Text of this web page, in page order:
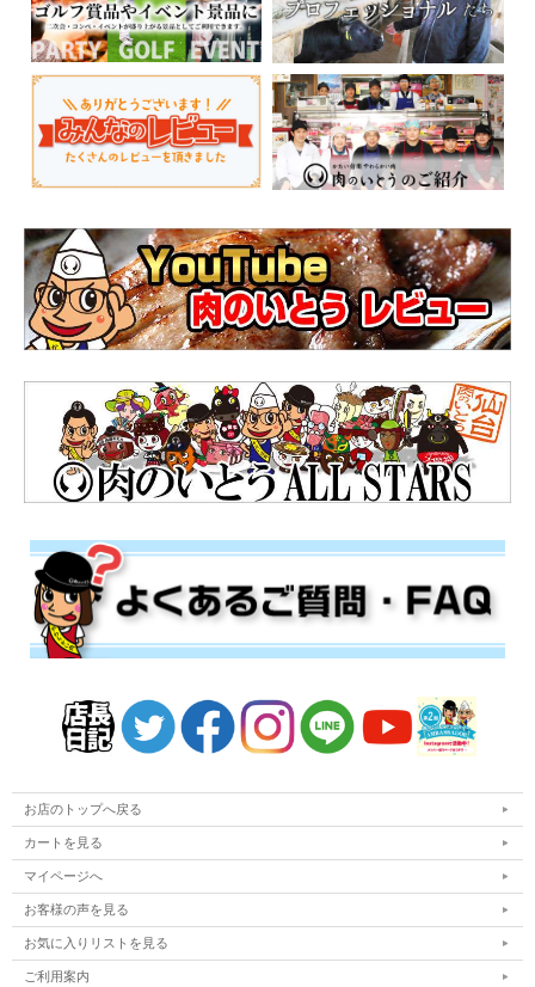
お店のトップへ戻る
カートを見る
マイページへ
お客様の声を見る
お気に入りリストを見る
ご利用案内